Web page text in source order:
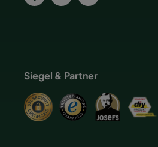
Siegel & Partner